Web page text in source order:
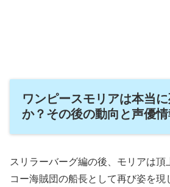
ワンピースモリアは本当
か？その後の動向と声優
スリラーバーグ編の後、モリアは頂
コー海賊団の船長として再び姿を現